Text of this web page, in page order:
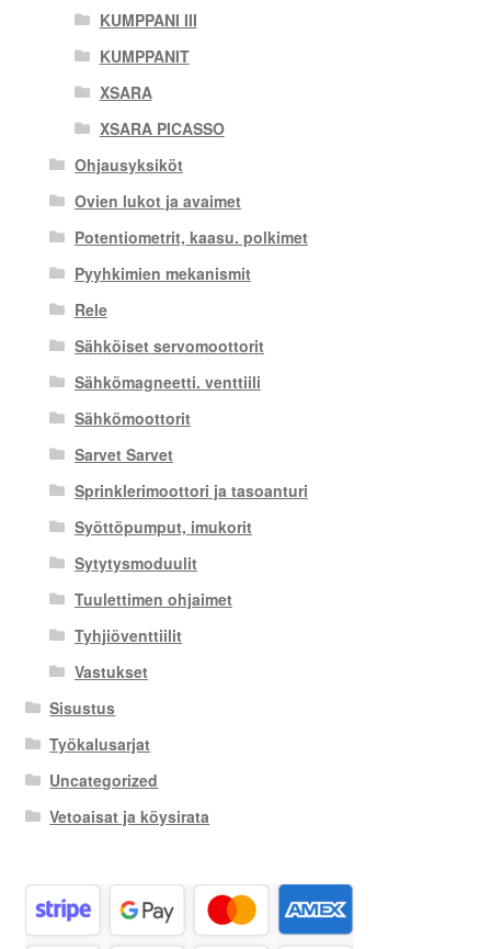
KUMPPANI III
KUMPPANIT
XSARA
XSARA PICASSO
Ohjausyksiköt
Ovien lukot ja avaimet
Potentiometrit, kaasu. polkimet
Pyyhkimien mekanismit
Rele
Sähköiset servomoottorit
Sähkömagneetti. venttiili
Sähkömoottorit
Sarvet Sarvet
Sprinklerimoottori ja tasoanturi
Syöttöpumput, imukorit
Sytytysmoduulit
Tuulettimen ohjaimet
Tyhjiöventtiilit
Vastukset
Sisustus
Työkalusarjat
Uncategorized
Vetoaisat ja köysirata